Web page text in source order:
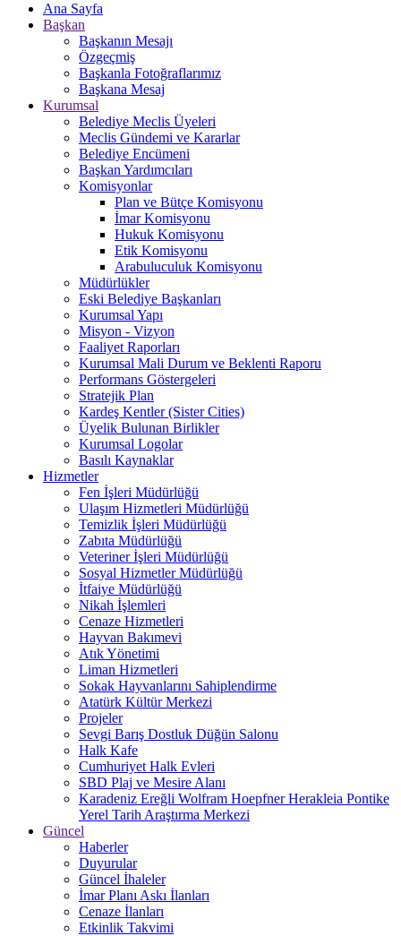
Ana Sayfa
Başkan
Başkanın Mesajı
Özgeçmiş
Başkanla Fotoğraflarımız
Başkana Mesaj
Kurumsal
Belediye Meclis Üyeleri
Meclis Gündemi ve Kararlar
Belediye Encümeni
Başkan Yardımcıları
Komisyonlar
Plan ve Bütçe Komisyonu
İmar Komisyonu
Hukuk Komisyonu
Etik Komisyonu
Arabuluculuk Komisyonu
Müdürlükler
Eski Belediye Başkanları
Kurumsal Yapı
Misyon - Vizyon
Faaliyet Raporları
Kurumsal Mali Durum ve Beklenti Raporu
Performans Göstergeleri
Stratejik Plan
Kardeş Kentler (Sister Cities)
Üyelik Bulunan Birlikler
Kurumsal Logolar
Basılı Kaynaklar
Hizmetler
Fen İşleri Müdürlüğü
Ulaşım Hizmetleri Müdürlüğü
Temizlik İşleri Müdürlüğü
Zabıta Müdürlüğü
Veteriner İşleri Müdürlüğü
Sosyal Hizmetler Müdürlüğü
İtfaiye Müdürlüğü
Nikah İşlemleri
Cenaze Hizmetleri
Hayvan Bakımevi
Atık Yönetimi
Liman Hizmetleri
Sokak Hayvanlarını Sahiplendirme
Atatürk Kültür Merkezi
Projeler
Sevgi Barış Dostluk Düğün Salonu
Halk Kafe
Cumhuriyet Halk Evleri
SBD Plaj ve Mesire Alanı
Karadeniz Ereğli Wolfram Hoepfner Herakleia Pontike
Yerel Tarih Araştırma Merkezi
Güncel
Haberler
Duyurular
Güncel İhaleler
İmar Planı Askı İlanları
Cenaze İlanları
Etkinlik Takvimi